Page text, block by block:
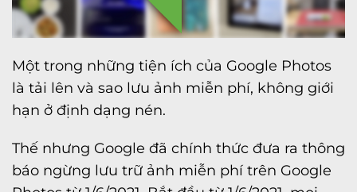
Một trong những tiện ích của Google Photos
là tải lên và sao lưu ảnh miễn phí, không giới
hạn ở định dạng nén.
Thế nhưng Google đã chính thức đưa ra thông
báo ngừng lưu trữ ảnh miễn phí trên Google